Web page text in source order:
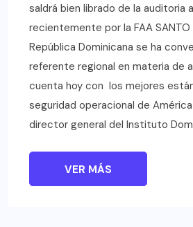
saldrá bien librado de la auditoria
recientemente por la FAA SANTO
República Dominicana se ha
referente regional en materia de
cuenta hoy con los mejores
seguridad operacional de
director general del Instituto
VER MÁS